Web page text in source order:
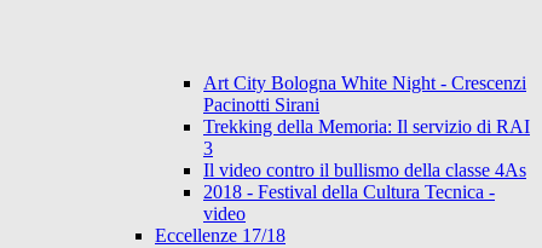
Art City Bologna White Night - Crescenzi
Pacinotti Sirani
Trekking della Memoria: Il servizio di RAI
3
Il video contro il bullismo della classe 4As
2018 - Festival della Cultura Tecnica -
video
Eccellenze 17/18